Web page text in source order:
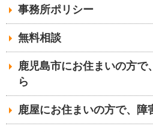
事務所ポリシー
無料相談
鹿児島市にお住まいの方で
ら
鹿屋にお住まいの方で、障